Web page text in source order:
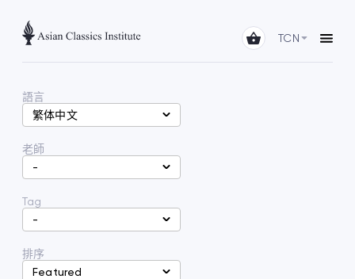
TCN
語言
繁体中文
老師
-
Tag
-
排序
Featured